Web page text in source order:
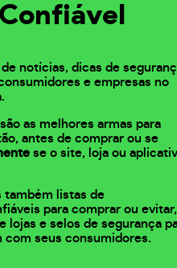
notícias, dicas de
e empresas no
as melhores armas para
antes de comprar ou se
se o site, loja ou
também listas de
para comprar ou evitar,
lojas e selos de segurança
com seus consumidores.